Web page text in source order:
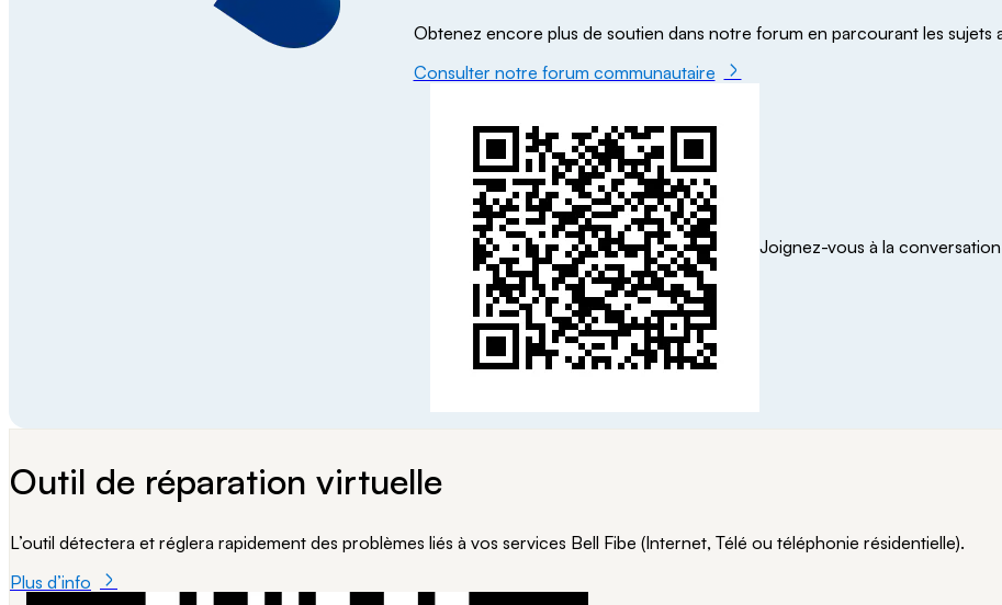
Obtenez encore plus de soutien dans notre forum en parcourant les sujets
Consulter notre forum communautaire
Joignez-vous à la
Outil de réparation virtuelle
L’outil détectera et réglera rapidement des problèmes liés à vos services Bell Fibe (Internet, Télé ou téléphonie résidentielle).
Plus d’info